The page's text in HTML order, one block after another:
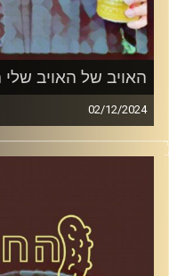
האויב של האויב שלי
02/12/2024
פרופסור בועז בן-דוד
פסיכולוגי על בחירות 2019